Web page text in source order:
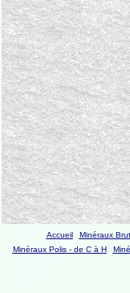
Accueil Minéraux
Minéraux Polis - de C à H